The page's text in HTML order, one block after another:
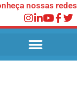
nossas